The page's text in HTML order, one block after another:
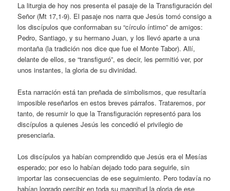
La liturgia de hoy nos presenta el pasaje de la Transfiguración del
Señor (Mt 17,1-9). El pasaje nos narra que Jesús tomó consigo a
los discípulos que conformaban su “círculo íntimo” de amigos:
Pedro, Santiago, y su hermano Juan, y los llevó aparte a una
montaña (la tradición nos dice que fue el Monte Tabor). Allí,
delante de ellos, se “transfiguró”, es decir, les permitió ver, por
unos instantes, la gloria de su divinidad.
Esta narración está tan preñada de simbolismos, que resultaría
imposible reseñarlos en estos breves párrafos. Trataremos, por
tanto, de resumir lo que la Transfiguración representó para los
discípulos a quienes Jesús les concedió el privilegio de
presenciarla.
Los discípulos ya habían comprendido que Jesús era el Mesías
esperado; por eso lo habían dejado todo para seguirle, sin
importar las consecuencias de ese seguimiento. Pero todavía no
habían logrado percibir en toda su magnitud la gloria de ese